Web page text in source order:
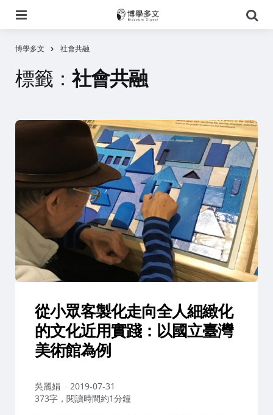
尋
博學多文 社會共融
標籤：社會共融
從小眾客製化走向全人細緻化
的文化近用實踐：以國立臺灣
美術館為例
作
者：
吳麗娟
2019-07-31
373字，閱讀時間約1分鐘